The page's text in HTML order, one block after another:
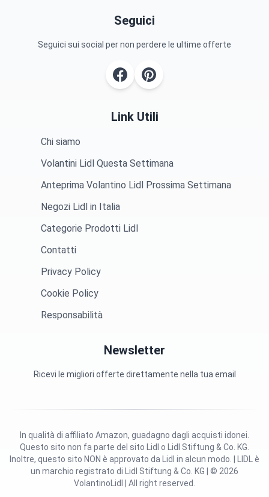
Seguici
Seguici sui social per non perdere le ultime offerte
Link Utili
Chi siamo
Volantini Lidl Questa Settimana
Anteprima Volantino Lidl Prossima Settimana
Negozi Lidl in Italia
Categorie Prodotti Lidl
Contatti
Privacy Policy
Cookie Policy
Responsabilità
Newsletter
Ricevi le migliori offerte direttamente nella tua email
Questo sito non fa parte del sito Lidl o Lidl Stiftung & Co. KG.
Inoltre, questo sito NON è approvato da Lidl in alcun modo. | LIDL è
un marchio registrato di Lidl Stiftung & Co. KG | © 2026
VolantinoLidl | All right reserved.
In qualità di affiliato Amazon, guadagno dagli acquisti idonei.